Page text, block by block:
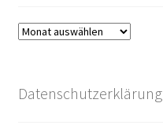
Archiv
Datenschutzerklärung